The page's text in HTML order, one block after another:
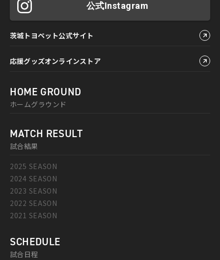
公式Instagram
茨城トヨペット公式サイト
応援グッズオンラインストア
HOME GROUND
ホームグラウンド
MATCH RESULT
試合結果
2025 SEASON
2024 SEASON
2023 SEASON
2022 SEASON
2021 SEASON
SCHEDULE
試合日程